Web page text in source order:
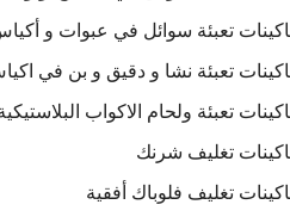
تعبئة سوائل في عبوات و
تعبئة نشا و دقيق و بن في
تعبئة ولحام الاكواب
تغليف شرنك
تغليف فلوباك أفقية